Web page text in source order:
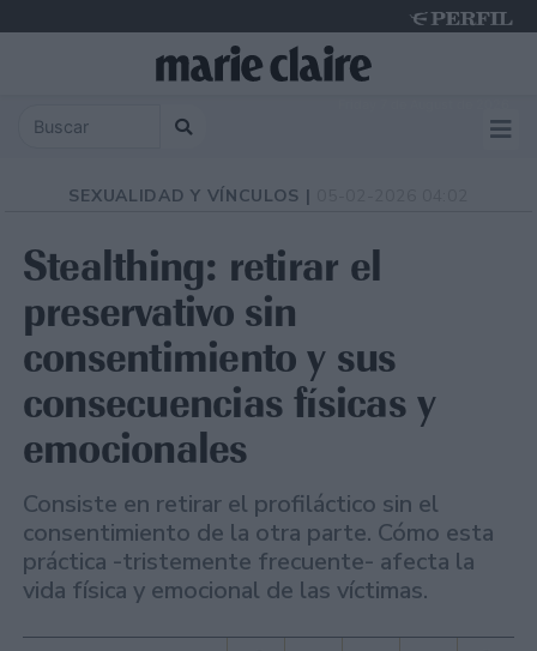
SEXUALIDAD Y VÍNCULOS |
Stealthing: retirar el
preservativo sin
consentimiento y sus
consecuencias físicas y
emocionales
Consiste en retirar el profiláctico sin el
consentimiento de la otra parte. Cómo esta
práctica -tristemente frecuente- afecta la
vida física y emocional de las víctimas.